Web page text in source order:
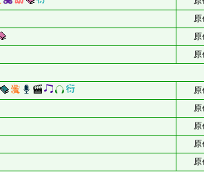
原
原
原
原
原
原
原
原